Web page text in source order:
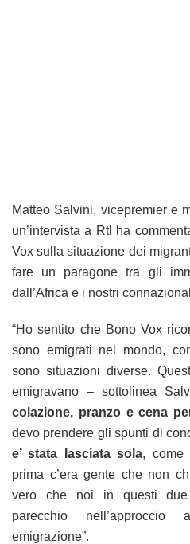
Matteo Salvini, vicepremier e
un’intervista a Rtl ha
Vox sulla situazione dei
fare un paragone tra gli
dall’Africa e i nostri
“Ho sentito che Bono Vox
sono emigrati nel mondo,
sono situazioni diverse.
emigravano – sottolinea
colazione, pranzo e cena
devo prendere gli spunti di
e’ stata lasciata sola, come
prima c’era gente che non
vero che noi in questi due
parecchio
emigrazione”.